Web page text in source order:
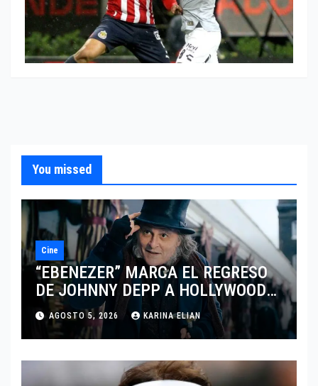
You missed
Cine
“EBENEZER” MARCA EL REGRESO
DE JOHNNY DEPP A HOLLYWOOD
TRAS SU PASO POR EL CINE
INDEPENDIENTE EUROPEO
AGOSTO 5, 2026 KARINA ELIAN